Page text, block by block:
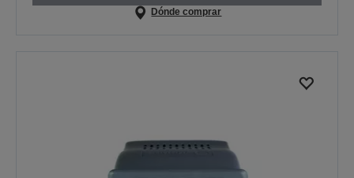
Dónde comprar